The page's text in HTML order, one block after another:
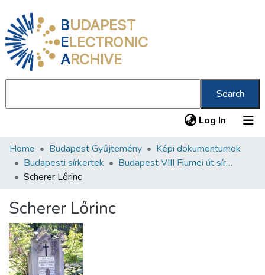
BUDAPEST
ELECTRONIC
ARCHIVE
Search
Log In (current)
Communities & Collections
All of DSpace
About us
Home Budapest Gyűjtemény
Képi dokumentumok
Budapesti sírkertek
Budapest VIII Fiumei út sírkert 1. rész
Scherer Lőrinc
Scherer Lőrinc